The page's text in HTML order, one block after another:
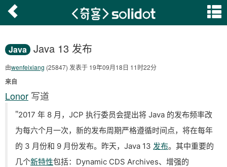
Java Java 13 发布
由wenfeixiang (25847) 发表于 19年09月18日 11时22分
来自
Lonor 写道
"2017 年 8 月，JCP 执行委员会提出将 Java 的发布频率改
为每六个月一次，新的发布周期严格遵循时间点，将在每年
的 3 月份和 9 月份发布。昨天，Java 13 发布。其中重要的
几个新特性包括： Dynamic CDS Archives、增强的